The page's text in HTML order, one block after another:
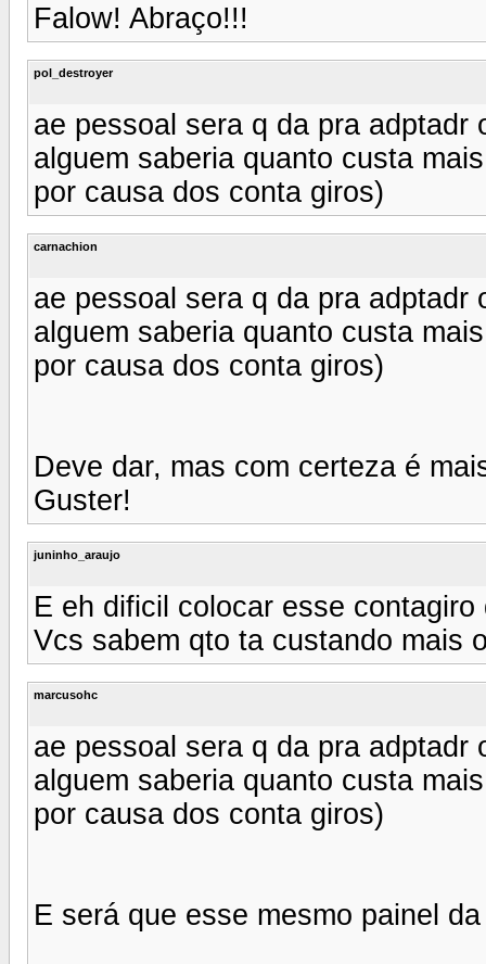
Falow! Abraço!!!
pol_destroyer
ae pessoal sera q da pra adptadr
alguem saberia quanto custa
por causa dos conta giros)
carnachion
ae pessoal sera q da pra adptadr
alguem saberia quanto custa
por causa dos conta giros)
Deve dar, mas com certeza é
Guster!
juninho_araujo
E eh dificil colocar esse contagiro
Vcs sabem qto ta custando mais
marcusohc
ae pessoal sera q da pra adptadr
alguem saberia quanto custa
por causa dos conta giros)
E será que esse mesmo painel